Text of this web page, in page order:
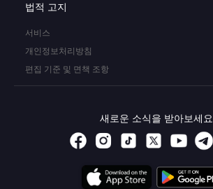
법적 고지
서비스
개인정보처리방침
편집 기준 및 면책 조항
새로운 소식을 받아보세요